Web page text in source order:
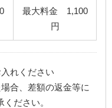
最大料金 1,100
円
れください
合、差額の返金等に
ださい。